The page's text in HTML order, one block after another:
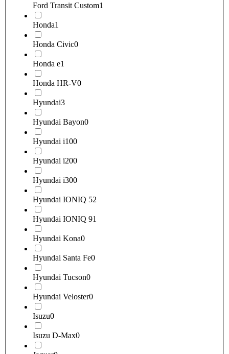
Ford Transit Custom1
Honda1
Honda Civic0
Honda e1
Honda HR-V0
Hyundai3
Hyundai Bayon0
Hyundai i100
Hyundai i200
Hyundai i300
Hyundai IONIQ 52
Hyundai IONIQ 91
Hyundai Kona0
Hyundai Santa Fe0
Hyundai Tucson0
Hyundai Veloster0
Isuzu0
Isuzu D-Max0